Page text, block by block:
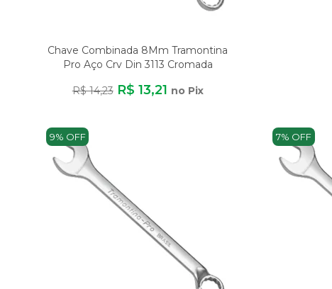
Chave Combinada 8Mm Tramontina
Pro Aço Crv Din 3113 Cromada
R$ 14,23 R$ 13,21 no Pix
9% OFF 7% OFF